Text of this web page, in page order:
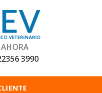
3990